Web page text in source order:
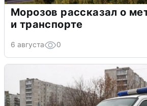
Морозов рассказал о
и транспорте
6 августа 0